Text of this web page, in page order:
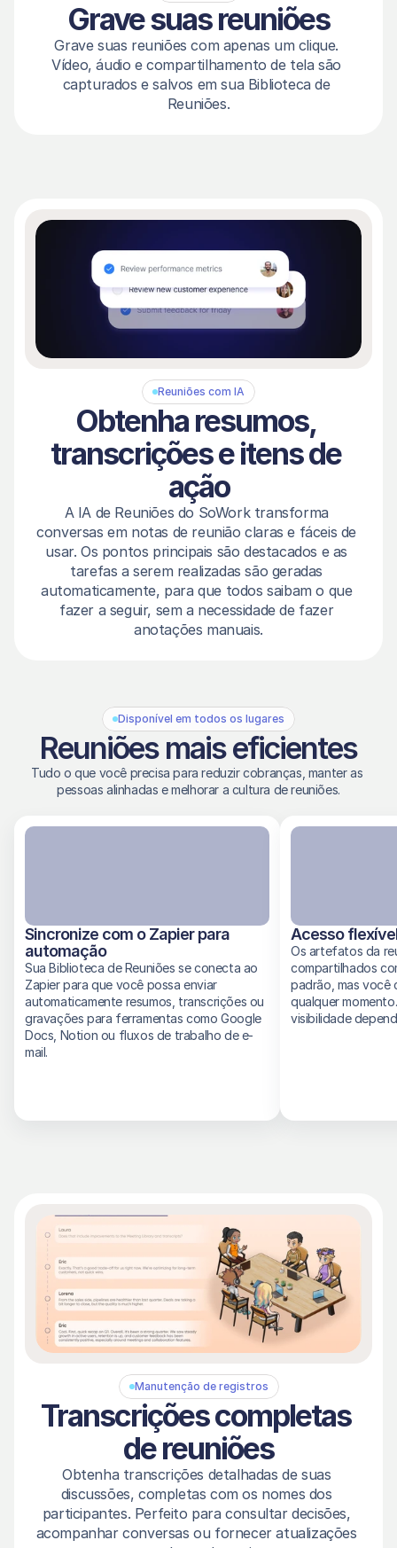
Grave suas reuniões
Grave suas reuniões com apenas um clique.
Vídeo, áudio e compartilhamento de tela são
capturados e salvos em sua Biblioteca de
Reuniões.
Reuniões com IA
Obtenha resumos,
transcrições e itens de
ação
A IA de Reuniões do SoWork transforma
conversas em notas de reunião claras e fáceis de
usar. Os pontos principais são destacados e as
tarefas a serem realizadas são geradas
automaticamente, para que todos saibam o que
fazer a seguir, sem a necessidade de fazer
anotações manuais.
Disponível em todos os lugares
Reuniões mais eficientes
Tudo o que você precisa para reduzir cobranças, manter as
pessoas alinhadas e melhorar a cultura de reuniões.
Sincronize com o Zapier para
automação
Sua Biblioteca de Reuniões se conecta ao
Zapier para que você possa enviar
automaticamente resumos, transcrições ou
gravações para ferramentas como Google
Docs, Notion ou fluxos de trabalho de e-
mail.
Acesso
Os artefatos da
compartilhados
padrão, mas você
qualquer
visibilidade
Manutenção de registros
Transcrições completas
de reuniões
Obtenha transcrições detalhadas de suas
discussões, completas com os nomes dos
participantes. Perfeito para consultar decisões,
acompanhar conversas ou fornecer atualizações